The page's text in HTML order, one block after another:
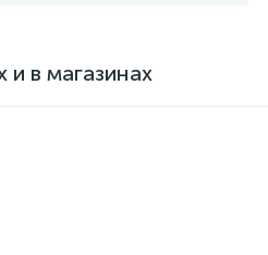
и в магазинах